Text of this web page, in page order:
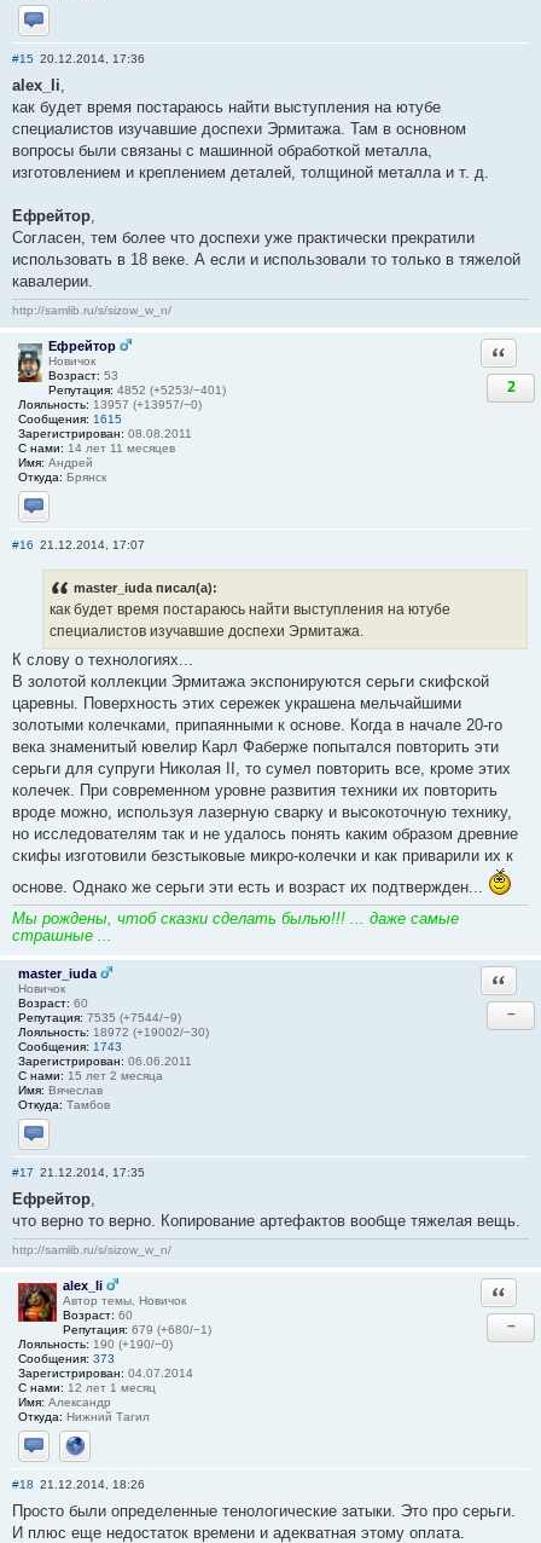
Отправить личное сообщение
#15 20.12.2014, 17:36
alex_li,
как будет время постараюсь найти выступления на ютубе
специалистов изучавшие доспехи Эрмитажа. Там в основном
вопросы были связаны с машинной обработкой металла,
изготовлением и креплением деталей, толщиной металла и т. д.
Ефрейтор,
Согласен, тем более что доспехи уже практически прекратили
использовать в 18 веке. А если и использовали то только в тяжелой
кавалерии.
http://samlib.ru/s/sizow_w_n/
Ефрейтор
Новичок
Возраст: 53
Репутация: 4852 (+5253/−401)
Лояльность: 13957 (+13957/−0)
Сообщения: 1615
Зарегистрирован: 08.08.2011
С нами: 14 лет 11 месяцев
Имя: Андрей
Откуда: Брянск
Отправить личное сообщение
2
#16 21.12.2014, 17:07
master_iuda писал(а):
как будет время постараюсь найти выступления на ютубе
специалистов изучавшие доспехи Эрмитажа.
К слову о технологиях...
В золотой коллекции Эрмитажа экспонируются серьги скифской
царевны. Поверхность этих сережек украшена мельчайшими
золотыми колечками, припаянными к основе. Когда в начале 20-го
века знаменитый ювелир Карл Фаберже попытался повторить эти
серьги для супруги Николая II, то сумел повторить все, кроме этих
колечек. При современном уровне развития техники их повторить
вроде можно, используя лазерную сварку и высокоточную технику,
но исследователям так и не удалось понять каким образом древние
скифы изготовили безстыковые микро-колечки и как приварили их к
основе. Однако же серьги эти есть и возраст их подтвержден...
Мы рождены, чтоб сказки сделать былью!!! ... даже самые
страшные ...
master_iuda
Новичок
Возраст: 60
Репутация: 7535 (+7544/−9)
Лояльность: 18972 (+19002/−30)
Сообщения: 1743
Зарегистрирован: 06.06.2011
С нами: 15 лет 2 месяца
Имя: Вячеслав
Откуда: Тамбов
Отправить личное сообщение
−
#17 21.12.2014, 17:35
Ефрейтор
что верно то верно. Копирование артефактов вообще тяжелая вещь.
http://samlib.ru/s/sizow_w_n/
alex_li
Автор темы, Новичок
Возраст: 60
Репутация: 679 (+680/−1)
Лояльность: 190 (+190/−0)
Сообщения: 373
Зарегистрирован: 04.07.2014
С нами: 12 лет 1 месяц
Имя: Александр
Откуда: Нижний Тагил
Отправить личное сообщение
Сайт
−
#18 21.12.2014, 18:26
Просто были определенные тенологические затыки. Это про серьги.
И плюс еще недостаток времени и адекватная этому оплата.